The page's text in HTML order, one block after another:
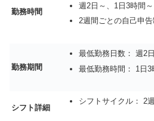
勤務時間
週2日～、1日3時間～
2週間ごとの自己申告
勤務期間
最低勤務日数： 週2日
最低勤務時間： 1日3
シフト詳細
シフトサイクル： 2